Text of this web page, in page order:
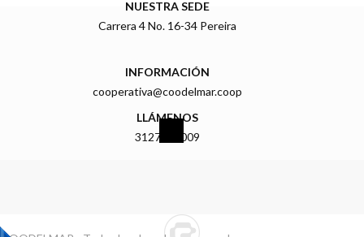
NUESTRA SEDE
Carrera 4 No. 16-34 Pereira
INFORMACIÓN
cooperativa@coodelmar.coop
LLÁMENOS
3127919009